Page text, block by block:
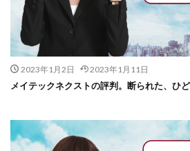
2023年1月2日 2023年1月11日
メイテックネクストの評判。断られた、ひ